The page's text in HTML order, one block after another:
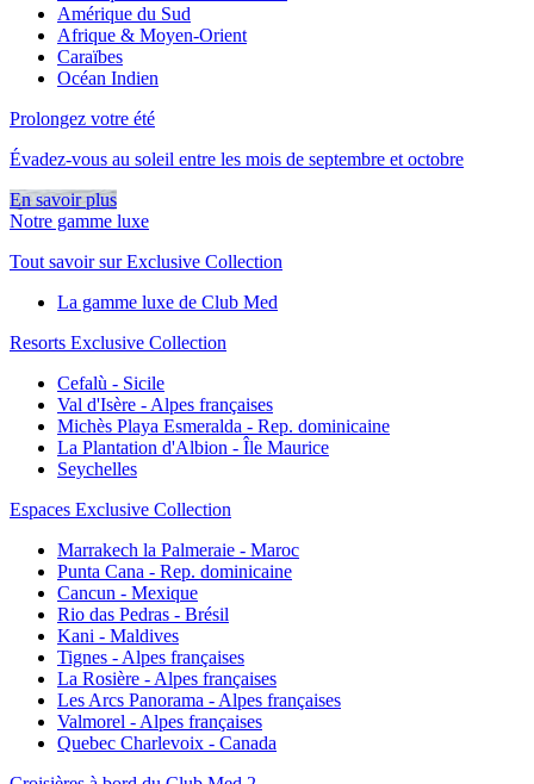
Amérique du Sud
Afrique & Moyen-Orient
Caraïbes
Océan Indien
Prolongez votre été
Évadez-vous au soleil entre les mois de septembre et octobre
En savoir plus
Notre gamme luxe
Tout savoir sur Exclusive Collection
La gamme luxe de Club Med
Resorts Exclusive Collection
Cefalù - Sicile
Val d'Isère - Alpes françaises
Michès Playa Esmeralda - Rep. dominicaine
La Plantation d'Albion - Île Maurice
Seychelles
Espaces Exclusive Collection
Marrakech la Palmeraie - Maroc
Punta Cana - Rep. dominicaine
Cancun - Mexique
Rio das Pedras - Brésil
Kani - Maldives
Tignes - Alpes françaises
La Rosière - Alpes françaises
Les Arcs Panorama - Alpes françaises
Valmorel - Alpes françaises
Quebec Charlevoix - Canada